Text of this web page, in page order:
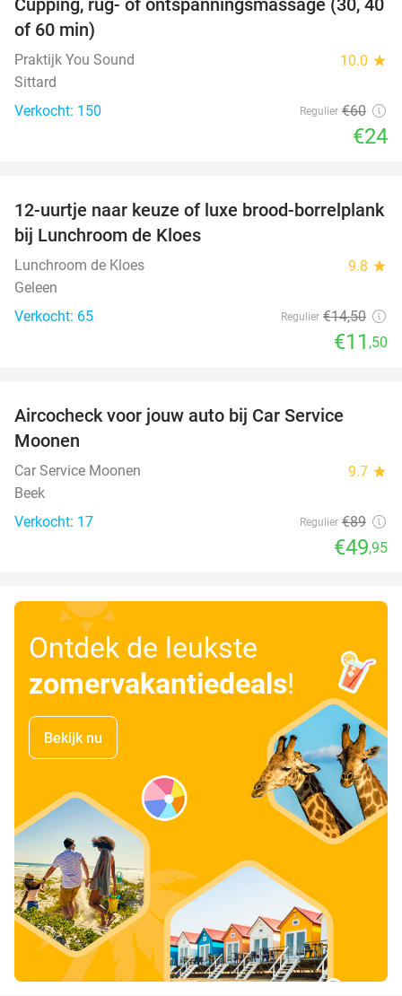
60%
of 60 min)
Praktijk You Sound 10.0 star
Sittard
Verkocht: 150
Regulier €60
€24
21%
12-uurtje naar keuze of luxe brood-borrelplank
bij Lunchroom de Kloes
Lunchroom de Kloes 9.8 star
Geleen
Verkocht: 65
Regulier €14,50
€11 ,50
Aircocheck voor jouw auto bij Car Service
Moonen
Car Service Moonen 9.7 star
Beek
Verkocht: 17
Regulier €89
€49,95
Ontdek de leukste
zomervakantiedeals!
Bekijk nu